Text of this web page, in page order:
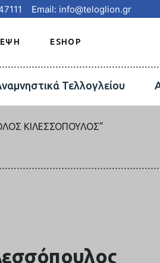
Email: info@teloglion.gr
ESHOP
Τελλογλείου
ΚΙΛΕΣΣΌΠΟΥΛΟΣ”